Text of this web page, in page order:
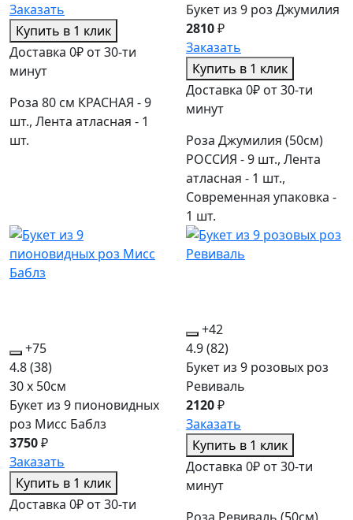
Заказать
Купить в 1 клик
Доставка 0₽ от 30-ти
минут
Роза 80 см КРАСНАЯ - 9
шт., Лента атласная - 1
шт.
Букет из 9 роз Джумилия
2810₽
Заказать
Купить в 1 клик
Доставка 0₽ от 30-ти
минут
Роза Джумилия (50см)
РОССИЯ - 9 шт., Лента
атласная - 1 шт.,
Современная упаковка -
1 шт.
+75
4.8(38)
30 x 50см
Букет из 9 пионовидных
роз Мисс Баблз
3750₽
Заказать
Купить в 1 клик
Доставка 0₽ от 30-ти
+42
4.9(82)
Букет из 9 розовых роз
Ревиваль
2120₽
Заказать
Купить в 1 клик
Доставка 0₽ от 30-ти
минут